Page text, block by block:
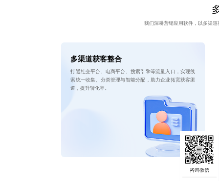
我们深耕营销应用软件，以多渠
多渠道获客整合
打通社交平台、电商平台、搜索引擎等流量入口，实现线
索统一收集、分类管理与智能分配，助力企业拓宽获客渠
道，提升转化率。